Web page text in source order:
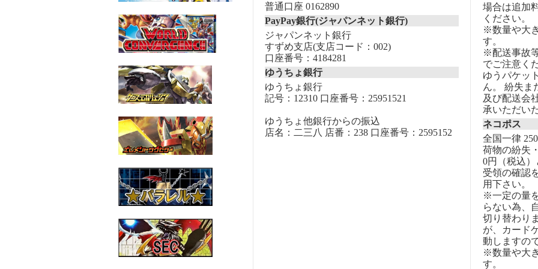
普通口座 0162890
PayPay銀行(ジャパンネット銀行)
ジャパンネット銀行
すずめ支店(支店コード：002)
口座番号：4184281
ゆうちょ銀行
ゆうちょ銀行
記号：12310 口座番号：25951521
ゆうちょ他銀行からの振込
店名：二三八 店番：238 口座番号：2595152
場合は追加
ください。
※数量や大
す。
※配送事故
でご注意く
ゆうパケッ
ん。 紛失ま
及び配送会
承いただい
ネコポス
全国一律
荷物の紛失
0円（税込
受領の確認
用下さい。
※一定の量
らない為、
切り替わり
が、カード
動しますの
※数量や大
す。